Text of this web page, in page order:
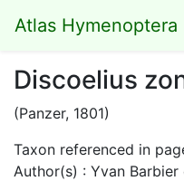
Atlas Hymenoptera
Discoelius
(Panzer, 1801)
Taxon referenced in
Author(s) : Yvan